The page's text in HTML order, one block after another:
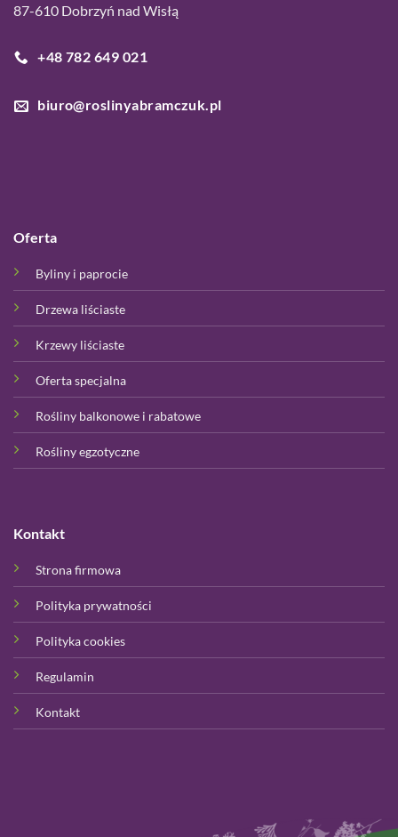
87-610 Dobrzyń nad Wisłą
+48 782 649 021
biuro@roslinyabramczuk.pl
Oferta
Byliny i paprocie
Drzewa liściaste
Krzewy liściaste
Oferta specjalna
Rośliny balkonowe i rabatowe
Rośliny egzotyczne
Kontakt
Strona firmowa
Polityka prywatności
Polityka cookies
Regulamin
Kontakt